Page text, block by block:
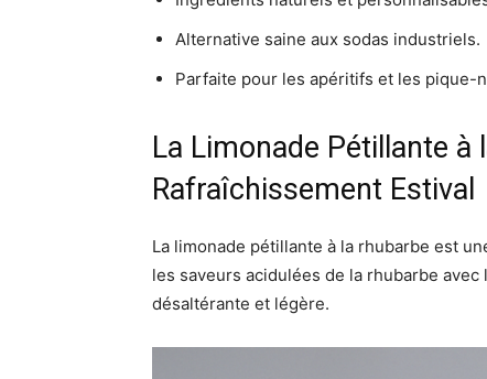
Alternative saine aux sodas industriels.
Parfaite pour les apéritifs et les pique-
La Limonade Pétillante à
Rafraîchissement Estival
La limonade pétillante à la rhubarbe est
les saveurs acidulées de la rhubarbe avec
désaltérante et légère.